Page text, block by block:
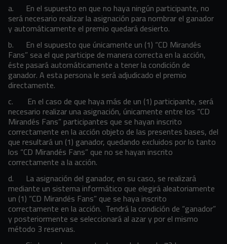
a. En el supuesto en que no haya ningún participante, no
será necesario realizar la asignación para nombrar el ganador
y automáticamente el premio quedará desierto.
b. En el supuesto que únicamente un (1) “CD Mirandés
Fans” sea el que participe de manera correcta en la acción,
éste pasará automáticamente a tener la condición de
ganador. A esta persona le será adjudicado el premio
directamente.
c. En el caso de que haya más de un (1) participante, será
necesario realizar una asignación, únicamente entre los “CD
Mirandés Fans” participantes que se hayan inscrito
correctamente en la acción objeto de las presentes bases, del
que resultará un (1) ganador, quedando excluidos por lo tanto
los “CD Mirandés Fans” que no se hayan inscrito
correctamente a la acción.
d. La asignación del ganador, en su caso, se realizará
mediante un sistema informático que elegirá aleatoriamente
un (1) “CD Mirandés Fans” que se haya inscrito
correctamente en la acción. Tendrá la condición de “ganador”
y posteriormente se seleccionará al azar y por el mismo
método 3 reservas.